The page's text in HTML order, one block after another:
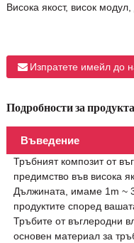
Висока якост, висок
Изпратете имейл до
Подробности за продукта
Въведение
Тръбният композит от
предимство във висока
Дължината, имаме 1m ~
продуктите според
Тръбите от въглеродни
основен материал за